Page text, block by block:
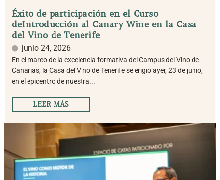
Éxito de participación en el Curso
deIntroducción al Canary Wine en la Casa
del Vino de Tenerife
junio 24, 2026
En el marco de la excelencia formativa del Campus del Vino de
Canarias, la Casa del Vino de Tenerife se erigió ayer, 23 de junio,
en el epicentro de nuestra...
LEER MÁS